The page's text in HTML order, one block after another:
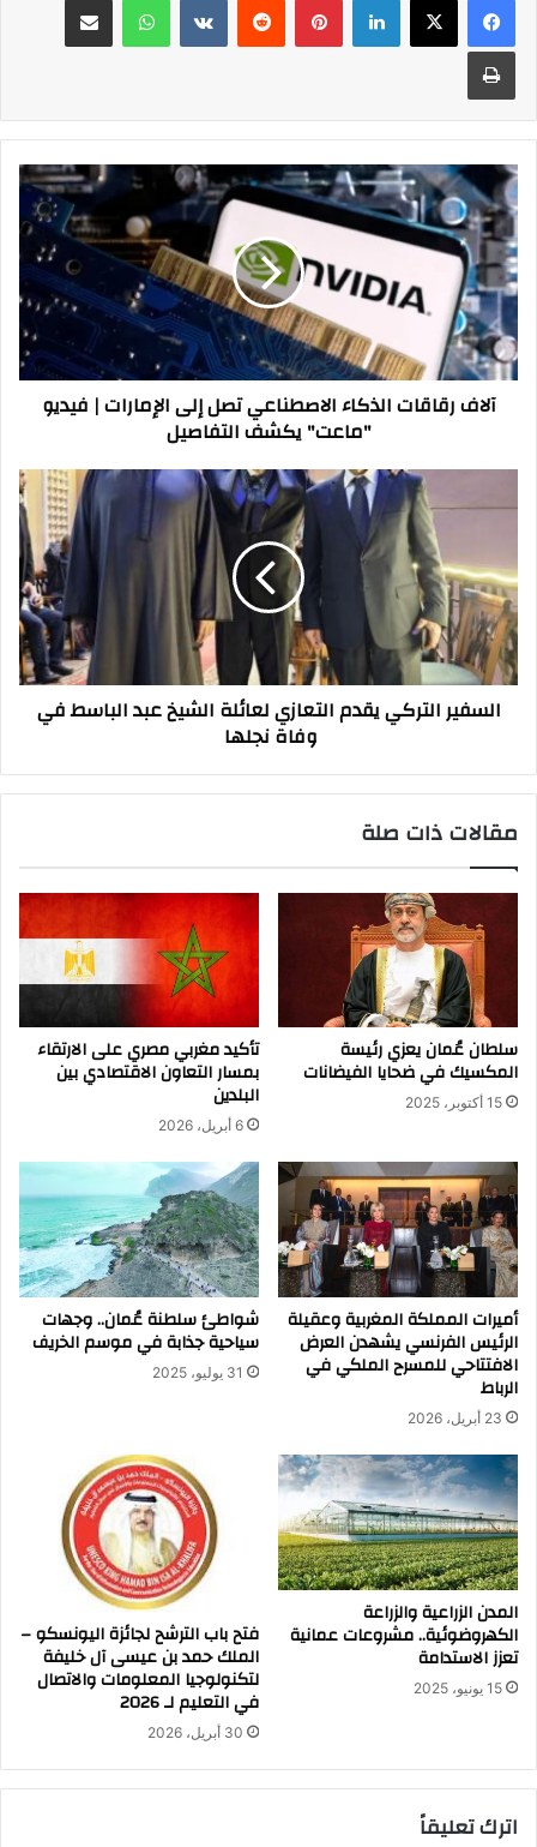
طباعة
آلاف
رقاقات
الذكاء
الاصطناعي
تصل
إلى
الإمارات
|
فيديو
"ماعت"
آلاف رقاقات الذكاء الاصطناعي تصل إلى الإمارات | فيديو
"ماعت" يكشف التفاصيل
التركي
لعائلة
الشيخ
عبد
الباسط
في
وفاةالسفير التركي يقدم التعازي لعائلة الشيخ عبد الباسط في
وفاة نجلها
مقالات ذات صلة
سلطان عُمان يعزي رئيسة
المكسيك في ضحايا الفيضانات
15 أكتوبر، 2025
تأكيد مغربي مصري على الارتقاء
بمسار التعاون الاقتصادي بين
البلدين
6 أبريل، 2026
أميرات المملكة المغربية وعقيلة
الرئيس الفرنسي يشهدن العرض
الافتتاحي للمسرح الملكي في
الرباط
23 أبريل، 2026
شواطئ سلطنة عُمان.. وجهات
سياحية جذابة في موسم الخريف
31 يوليو، 2025
المدن الزراعية والزراعة
الكهروضوئية.. مشروعات عمانية
تعزز الاستدامة
15 يونيو، 2025
فتح باب الترشح لجائزة اليونسكو –
الملك حمد بن عيسى آل خليفة
لتكنولوجيا المعلومات والاتصال
في التعليم لـ 2026
30 أبريل، 2026
اترك تعليقاً